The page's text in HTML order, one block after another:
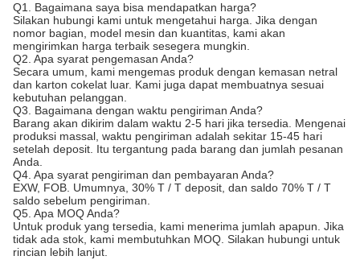
Q1. Bagaimana saya bisa mendapatkan harga?
Silakan hubungi kami untuk mengetahui harga. Jika dengan
nomor bagian, model mesin dan kuantitas, kami akan
mengirimkan harga terbaik sesegera mungkin.
Q2. Apa syarat pengemasan Anda?
Secara umum, kami mengemas produk dengan kemasan netral
dan karton cokelat luar. Kami juga dapat membuatnya sesuai
kebutuhan pelanggan.
Q3. Bagaimana dengan waktu pengiriman Anda?
Barang akan dikirim dalam waktu 2-5 hari jika tersedia. Mengenai
produksi massal, waktu pengiriman adalah sekitar 15-45 hari
setelah deposit. Itu tergantung pada barang dan jumlah pesanan
Anda.
Q4. Apa syarat pengiriman dan pembayaran Anda?
EXW, FOB. Umumnya, 30% T / T deposit, dan saldo 70% T / T
saldo sebelum pengiriman.
Q5. Apa MOQ Anda?
Untuk produk yang tersedia, kami menerima jumlah apapun. Jika
tidak ada stok, kami membutuhkan MOQ. Silakan hubungi untuk
rincian lebih lanjut.